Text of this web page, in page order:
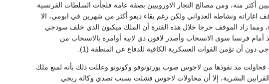
أكثر منه، ومن مصالح التجار الاوروبيين بصفة عامة فلجأت السلطات الفرنسية
اغاراته ونشاطه العدواني ولكن رغم بقاء ديفو أكثر من شهرين في ابومي، الا
فشل في تحقيق أي نجاح، ولذلك بدأت فرنسا تفكر في الانسحاب من المنطقة (3)، ومما زاد الموقف حرجا خلال هذه الفترة أن الملك ميكبون الذي خلف سودجي
أمام فرنسا سوى الانسحاب وأصدر لافون دي لاييه أوامره بالانسحاب من
فحاولت مد نفوذها من لاجوس صوب بورتونوفو وكونونو وعللت ذلك بأنه لمنع ملك
البشرية، إلا أن محاولات لاجوس فشلت بسبب تصدي وكالة ريجي